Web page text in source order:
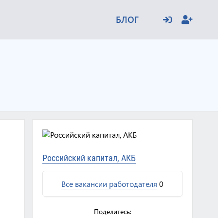
БЛОГ
Российский капитал, АКБ
Все вакансии работодателя 0
Поделитесь: